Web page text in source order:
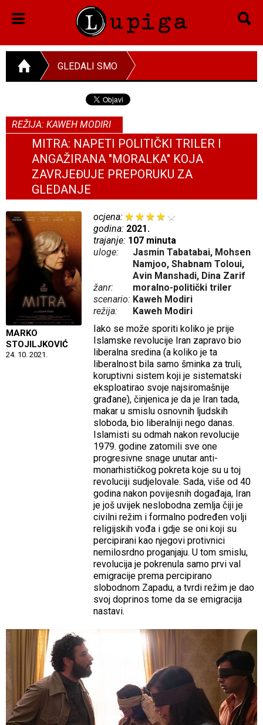
GLEDALI SMO
REŽIJA: KAWEH MODIRI
MITRA: NAPETI POLITIČKI TRILER I
ANGAŽIRANA "MORALKA" KOJA
ZAVRJEĐUJE PREPORUKU ZA
GLEDANJE
MARKO
STOJILJKOVIĆ
24. 10. 2021.
ocjena:
godina: 2021.
trajanje: 107 minuta
uloge:
Jasmin Tabatabai, Mohsen
Namjoo, Shabnam Toloui,
Avin Manshadi, Dina Zarif
žanr:
moralno-politički triler
scenario: Kaweh Modiri
režija:
Kaweh Modiri
Iako se može sporiti koliko je prije
Islamske revolucije Iran zapravo bio
liberalna sredina (a koliko je ta
liberalnost bila samo šminka za truli,
koruptivni sistem koji je sistematski
eksploatirao svoje najsiromašnije
građane), činjenica je da je Iran tada,
makar u smislu osnovnih ljudskih
sloboda, bio liberalniji nego danas.
Islamisti su odmah nakon revolucije
1979. godine zatomili sve one
progresivne snage unutar anti-
monarhističkog pokreta koje su u toj
revoluciji sudjelovale. Sada, više od 40
godina nakon povijesnih događaja, Iran
je još uvijek neslobodna zemlja čiji je
civilni režim i formalno podređen volji
religijskih vođa i gdje se oni koji su
percipirani kao njegovi protivnici
nemilosrdno proganjaju. U tom smislu,
revolucija je pokrenula samo prvi val
emigracije prema percipirano
slobodnom Zapadu, a tvrdi režim je dao
svoj doprinos tome da se emigracija
nastavi.